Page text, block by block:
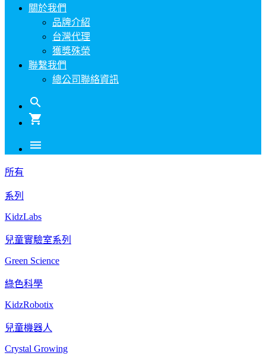
關於我們
品牌介紹
台灣代理
獲獎殊榮
聯繫我們
總公司聯絡資訊
search
shopping_cart
menu
所有
系列
KidzLabs
兒童實驗室系列
Green Science
綠色科學
KidzRobotix
兒童機器人
Crystal Growing